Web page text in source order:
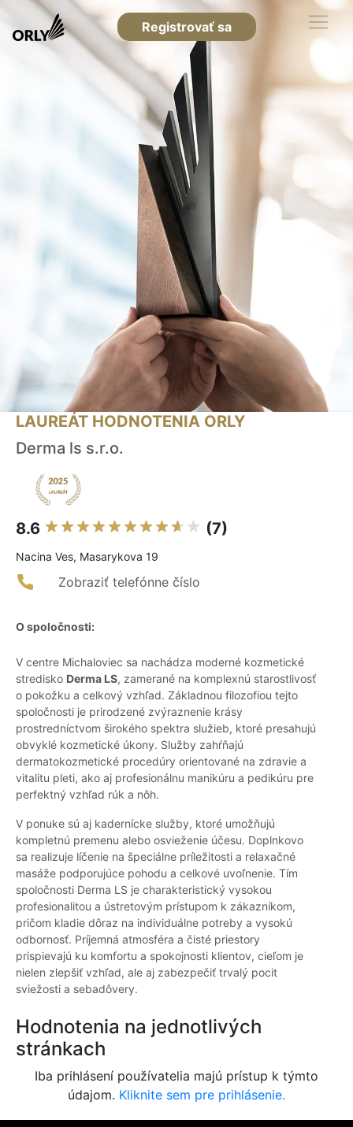
Registrovať sa
LAUREÁT HODNOTENIA ORLY
Derma ls s.r.o.
8.6 (7)
Nacina Ves, Masarykova 19
Zobraziť telefónne číslo
O spoločnosti:
V centre Michaloviec sa nachádza moderné kozmetické
stredisko Derma LS, zamerané na komplexnú starostlivosť
o pokožku a celkový vzhľad. Základnou filozofiou tejto
spoločnosti je prirodzené zvýraznenie krásy
prostredníctvom širokého spektra služieb, ktoré presahujú
obvyklé kozmetické úkony. Služby zahŕňajú
dermatokozmetické procedúry orientované na zdravie a
vitalitu pleti, ako aj profesionálnu manikúru a pedikúru pre
perfektný vzhľad rúk a nôh.
V ponuke sú aj kadernícke služby, ktoré umožňujú
kompletnú premenu alebo osvieženie účesu. Doplnkovo
sa realizuje líčenie na špeciálne príležitosti a relaxačné
masáže podporujúce pohodu a celkové uvoľnenie. Tím
spoločnosti Derma LS je charakteristický vysokou
profesionalitou a ústretovým prístupom k zákazníkom,
pričom kladie dôraz na individuálne potreby a vysokú
odbornosť. Príjemná atmosféra a čisté priestory
prispievajú ku komfortu a spokojnosti klientov, cieľom je
nielen zlepšiť vzhľad, ale aj zabezpečiť trvalý pocit
sviežosti a sebadôvery.
Hodnotenia na jednotlivých
stránkach
Iba prihlásení používatelia majú prístup k týmto
údajom. Kliknite sem pre prihlásenie.